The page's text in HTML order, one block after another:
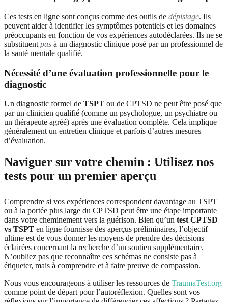
Ces tests en ligne sont conçus comme des outils de dépistage. Ils
peuvent aider à identifier les symptômes potentiels et les domaines
préoccupants en fonction de vos expériences autodéclarées. Ils ne se
substituent pas à un diagnostic clinique posé par un professionnel de
la santé mentale qualifié.
Nécessité d’une évaluation professionnelle pour le
diagnostic
Un diagnostic formel de TSPT ou de CPTSD ne peut être posé que
par un clinicien qualifié (comme un psychologue, un psychiatre ou
un thérapeute agréé) après une évaluation complète. Cela implique
généralement un entretien clinique et parfois d’autres mesures
d’évaluation.
Naviguer sur votre chemin : Utilisez nos
tests pour un premier aperçu
Comprendre si vos expériences correspondent davantage au TSPT
ou à la portée plus large du CPTSD peut être une étape importante
dans votre cheminement vers la guérison. Bien qu’un test CPTSD
vs TSPT en ligne fournisse des aperçus préliminaires, l’objectif
ultime est de vous donner les moyens de prendre des décisions
éclairées concernant la recherche d’un soutien supplémentaire.
N’oubliez pas que reconnaître ces schémas ne consiste pas à
étiqueter, mais à comprendre et à faire preuve de compassion.
Nous vous encourageons à utiliser les ressources de TraumaTest.org
comme point de départ pour l’autoréflexion. Quelles sont vos